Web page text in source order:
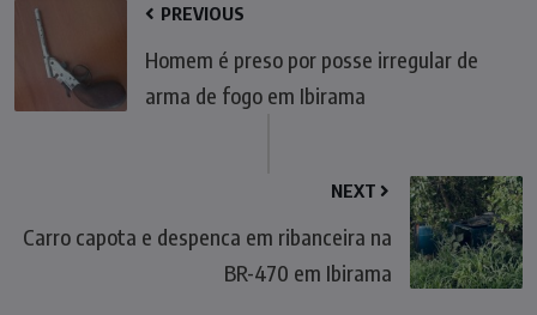
PREVIOUS
Homem é preso por posse irregular de
arma de fogo em Ibirama
NEXT
Carro capota e despenca em ribanceira na
BR-470 em Ibirama